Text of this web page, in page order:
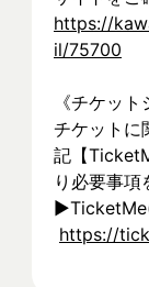
https://
il/75700
《チケッ
チケットに
記【
り必要事項
https://